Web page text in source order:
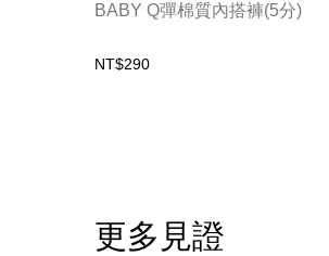
BABY Q彈棉質內搭褲(5分)
NT$290
更多見證